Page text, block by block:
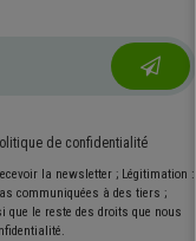
de confidentialité
la newsletter ; Légitimation :
communiquées à des tiers ;
que le reste des droits que nous